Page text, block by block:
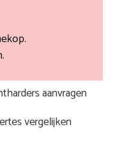
aanvragen
vergelijken